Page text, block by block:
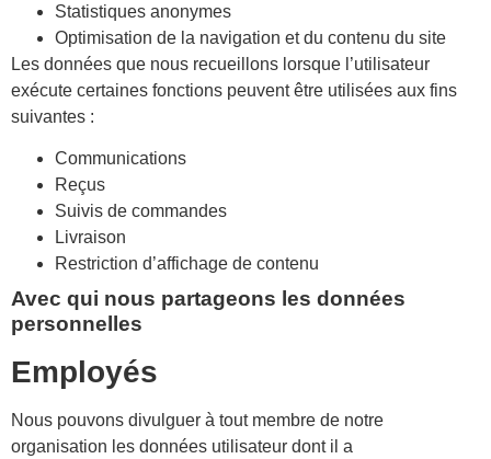
Statistiques anonymes
Optimisation de la navigation et du contenu du site
Les données que nous recueillons lorsque l’utilisateur
exécute certaines fonctions peuvent être utilisées aux fins
suivantes :
Communications
Reçus
Suivis de commandes
Livraison
Restriction d’affichage de contenu
Avec qui nous partageons les données
personnelles
Employés
Nous pouvons divulguer à tout membre de notre
organisation les données utilisateur dont il a